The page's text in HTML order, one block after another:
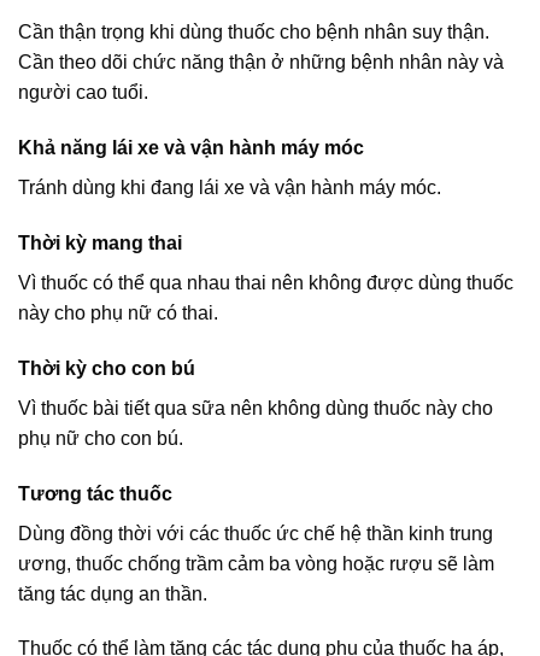
Cần thận trọng khi dùng thuốc cho bệnh nhân suy thận.
Cần theo dõi chức năng thận ở những bệnh nhân này và
người cao tuổi.
Khả năng lái xe và vận hành máy móc
Tránh dùng khi đang lái xe và vận hành máy móc.
Thời kỳ mang thai
Vì thuốc có thể qua nhau thai nên không được dùng thuốc
này cho phụ nữ có thai.
Thời kỳ cho con bú
Vì thuốc bài tiết qua sữa nên không dùng thuốc này cho
phụ nữ cho con bú.
Tương tác thuốc
Dùng đồng thời với các thuốc ức chế hệ thần kinh trung
ương, thuốc chống trầm cảm ba vòng hoặc rượu sẽ làm
tăng tác dụng an thần.
Thuốc có thể làm tăng các tác dụng phụ của thuốc hạ áp,